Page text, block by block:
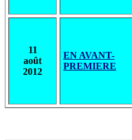
11
août
2012
EN AVANT-
PREMIERE